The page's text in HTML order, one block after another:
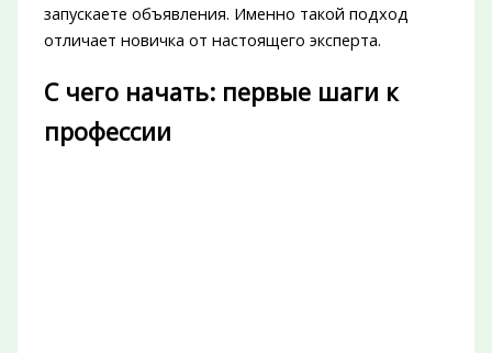
запускаете объявления. Именно такой подход
отличает новичка от настоящего эксперта.
С чего начать: первые шаги к
профессии